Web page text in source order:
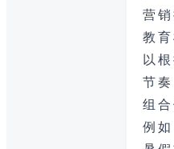
营销
教
以
节
组合
例